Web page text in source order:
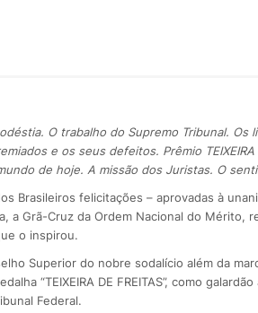
O trabalho do Supremo Tribunal. Os
e os seus defeitos. Prêmio TEIXEIRA
de hoje. A missão dos Juristas. O
Brasileiros felicitações – aprovadas à
a Grã-Cruz da Ordem Nacional do Mérito,
o inspirou.
Superior do nobre sodalício além da
“TEIXEIRA DE FREITAS”, como
Federal.